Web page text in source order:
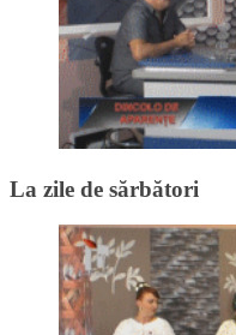
La zile de sărbători